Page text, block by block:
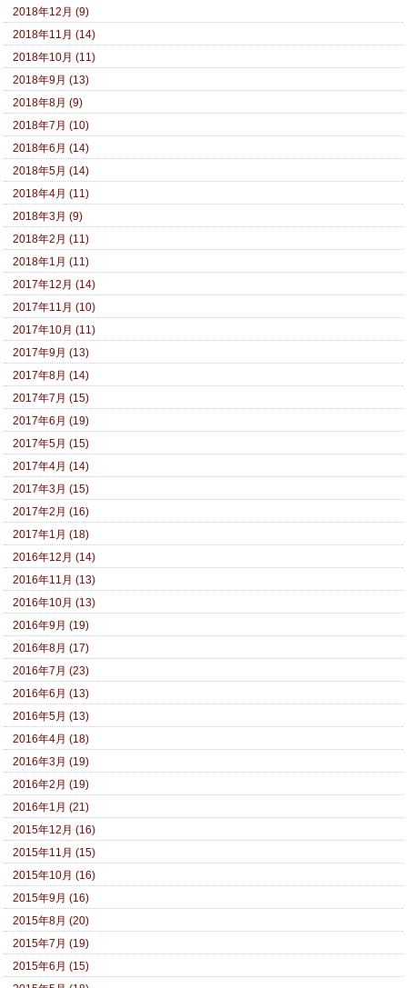
2018年12月 (9)
2018年11月 (14)
2018年10月 (11)
2018年9月 (13)
2018年8月 (9)
2018年7月 (10)
2018年6月 (14)
2018年5月 (14)
2018年4月 (11)
2018年3月 (9)
2018年2月 (11)
2018年1月 (11)
2017年12月 (14)
2017年11月 (10)
2017年10月 (11)
2017年9月 (13)
2017年8月 (14)
2017年7月 (15)
2017年6月 (19)
2017年5月 (15)
2017年4月 (14)
2017年3月 (15)
2017年2月 (16)
2017年1月 (18)
2016年12月 (14)
2016年11月 (13)
2016年10月 (13)
2016年9月 (19)
2016年8月 (17)
2016年7月 (23)
2016年6月 (13)
2016年5月 (13)
2016年4月 (18)
2016年3月 (19)
2016年2月 (19)
2016年1月 (21)
2015年12月 (16)
2015年11月 (15)
2015年10月 (16)
2015年9月 (16)
2015年8月 (20)
2015年7月 (19)
2015年6月 (15)